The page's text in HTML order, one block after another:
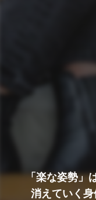
「楽な姿勢」
消えていく